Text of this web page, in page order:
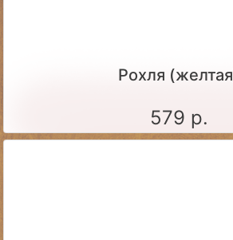
Рохля
579 р.